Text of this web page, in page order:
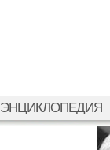
ЭНЦИКЛОПЕДИЯ